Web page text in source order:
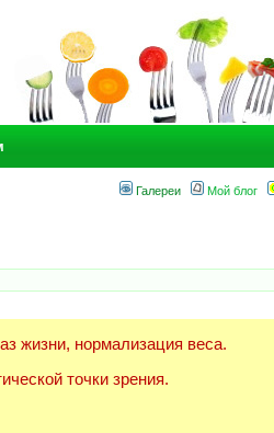
Галереи Мой блог
жизни, нормализация веса.
точки зрения.